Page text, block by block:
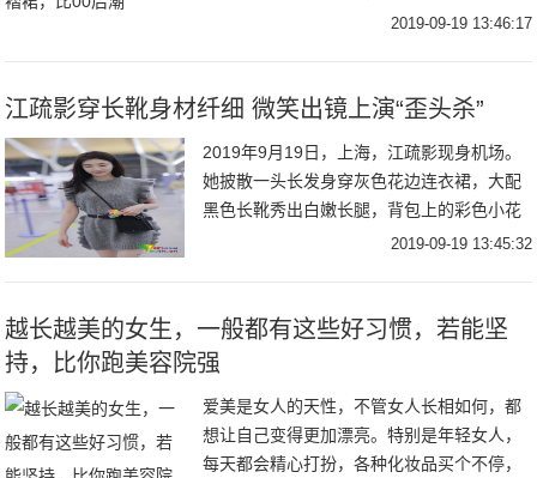
现，其实沈梦辰的性格开朗， 大大咧咧的很
2019-09-19 13:46:17
江疏影穿长靴身材纤细 微笑出镜上演“歪头杀”
2019年9月19日，上海，江疏影现身机场。
她披散一头长发身穿灰色花边连衣裙，大配
黑色长靴秀出白嫩长腿，背包上的彩色小花
装饰很是可爱。见到跟拍后，江疏影背过双
2019-09-19 13:45:32
越长越美的女生，一般都有这些好习惯，若能坚
持，比你跑美容院强
爱美是女人的天性，不管女人长相如何，都
想让自己变得更加漂亮。特别是年轻女人，
每天都会精心打扮，各种化妆品买个不停，